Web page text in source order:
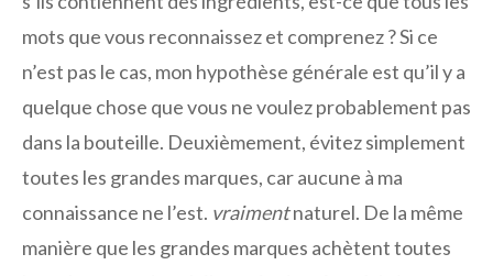
mots que vous reconnaissez et comprenez ? Si ce
n’est pas le cas, mon hypothèse générale est qu’il y a
quelque chose que vous ne voulez probablement pas
dans la bouteille. Deuxièmement, évitez simplement
toutes les grandes marques, car aucune à ma
connaissance ne l’est. vraimentnaturel. De la même
manière que les grandes marques achètent toutes